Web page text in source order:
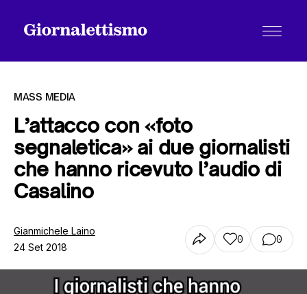
Tutti gli articoli
MASS MEDIA
L’attacco con «foto
segnaletica» ai due giornalisti
che hanno ricevuto l’audio di
Casalino
Gianmichele Laino
24 Set 2018
0 0